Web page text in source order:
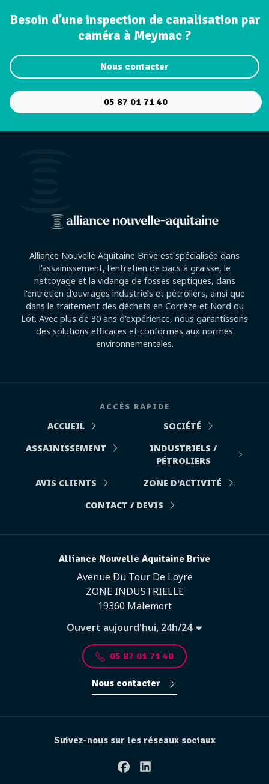
Besoin d’une inspection de canalisation par
caméra à Meymac ?
Nous contacter
05 87 01 71 40
Alliance Nouvelle Aquitaine Brive est spécialisée dans
l’assainissement, l'entretien de bacs à graisse, le
nettoyage et la vidange de fosses septiques, dans
l'entretien d'ouvrages industriels et pétroliers, ainsi que
dans le traitement des déchets en Corrèze et Nord du
Lot. Avec plus de 30 ans d'expérience, nous garantissons
des solutions efficaces et conformes aux normes
environnementales.
ACCÈS RAPIDE
ACCUEIL
SOCIÉTÉ
ASSAINISSEMENT
INDUSTRIELS /
PÉTROLIERS
AVIS CLIENTS
ZONE D'ACTIVITÉ
CONTACT / DEVIS
Alliance Nouvelle Aquitaine Brive
Avenue Du Tour De Loyre
ZONE INDUSTRIELLE
19360 Malemort
Ouvert aujourd'hui, 24h/24
05 87 01 71 40
Nous contacter
Suivez-nous sur les réseaux sociaux
FacebookLinkedin